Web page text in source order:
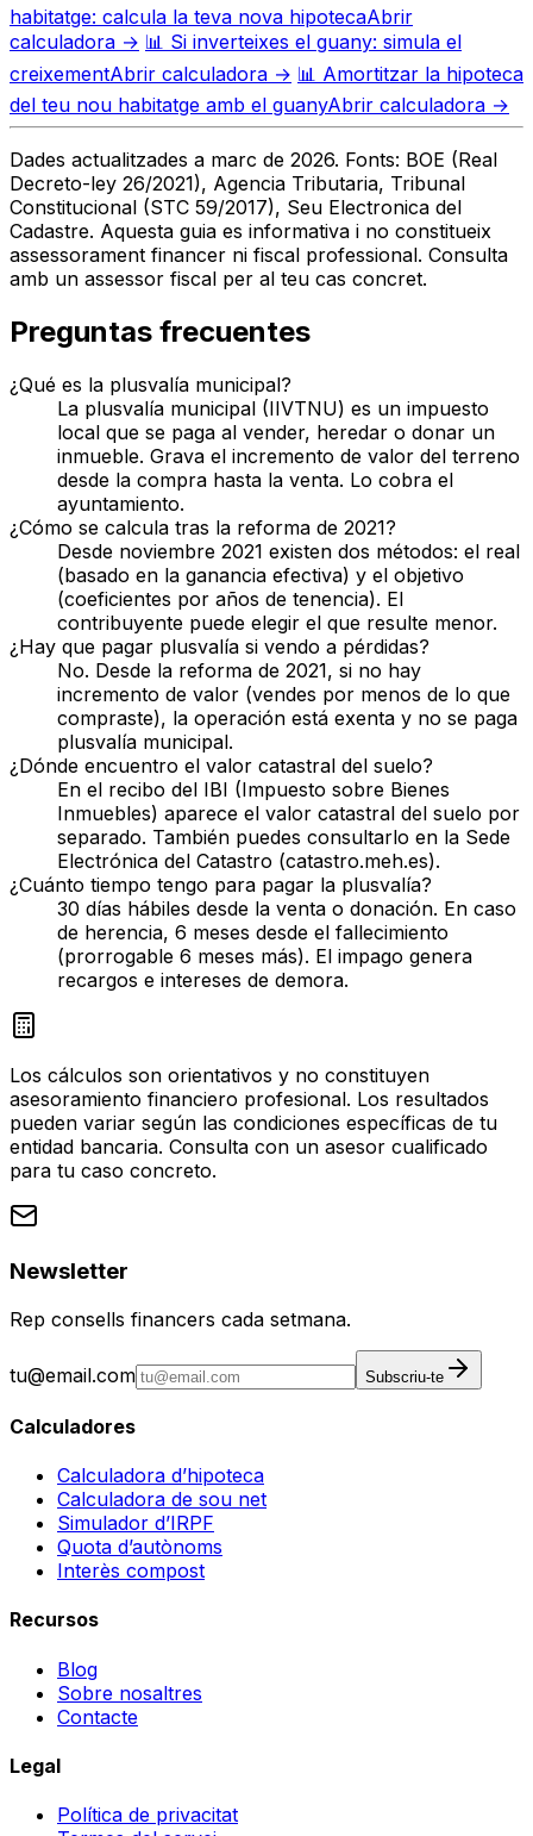
habitatge: calcula la teva nova hipotecaAbrir
calculadora → 📊 Si inverteixes el guany: simula el
creixementAbrir calculadora → 📊 Amortitzar la hipoteca
del teu nou habitatge amb el guanyAbrir calculadora →
Dades actualitzades a marc de 2026. Fonts: BOE (Real
Decreto-ley 26/2021), Agencia Tributaria, Tribunal
Constitucional (STC 59/2017), Seu Electronica del
Cadastre. Aquesta guia es informativa i no constitueix
assessorament financer ni fiscal professional. Consulta
amb un assessor fiscal per al teu cas concret.
Preguntas frecuentes
¿Qué es la plusvalía municipal?
La plusvalía municipal (IIVTNU) es un impuesto
local que se paga al vender, heredar o donar un
inmueble. Grava el incremento de valor del terreno
desde la compra hasta la venta. Lo cobra el
ayuntamiento.
¿Cómo se calcula tras la reforma de 2021?
Desde noviembre 2021 existen dos métodos: el real
(basado en la ganancia efectiva) y el objetivo
(coeficientes por años de tenencia). El
contribuyente puede elegir el que resulte menor.
¿Hay que pagar plusvalía si vendo a pérdidas?
No. Desde la reforma de 2021, si no hay
incremento de valor (vendes por menos de lo que
compraste), la operación está exenta y no se paga
plusvalía municipal.
¿Dónde encuentro el valor catastral del suelo?
En el recibo del IBI (Impuesto sobre Bienes
Inmuebles) aparece el valor catastral del suelo por
separado. También puedes consultarlo en la Sede
Electrónica del Catastro (catastro.meh.es).
¿Cuánto tiempo tengo para pagar la plusvalía?
30 días hábiles desde la venta o donación. En caso
de herencia, 6 meses desde el fallecimiento
(prorrogable 6 meses más). El impago genera
recargos e intereses de demora.
Los cálculos son orientativos y no constituyen
asesoramiento financiero profesional. Los resultados
pueden variar según las condiciones específicas de tu
entidad bancaria. Consulta con un asesor cualificado
para tu caso concreto.
Newsletter
Rep consells financers cada setmana.
tu@email.com Subscriu-te
Calculadores
Calculadora d’hipoteca
Calculadora de sou net
Simulador d’IRPF
Quota d’autònoms
Interès compost
Recursos
Blog
Sobre nosaltres
Contacte
Legal
Política de privacitat